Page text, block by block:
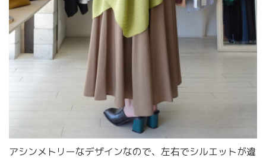
アシンメトリーなデザインなので、左右でシルエットが違